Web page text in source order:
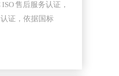
售后服务认证，
证，依据国标